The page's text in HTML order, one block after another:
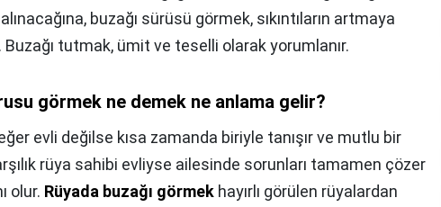
buzağı sürüsü görmek, sıkıntıların artmaya
Buzağı tutmak, ümit ve teselli olarak yorumlanır.
görmek ne demek ne anlama gelir?
evli değilse kısa zamanda biriyle tanışır ve mutlu bir
rüya sahibi evliyse ailesinde sorunları tamamen çözer
olur. Rüyada buzağı görmek hayırlı görülen rüyalardan